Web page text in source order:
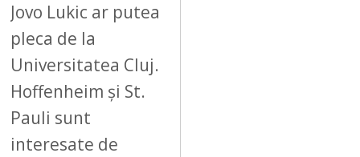
Jovo Lukic ar putea
pleca de la
Universitatea Cluj.
Hoffenheim și St.
Pauli sunt
interesate de